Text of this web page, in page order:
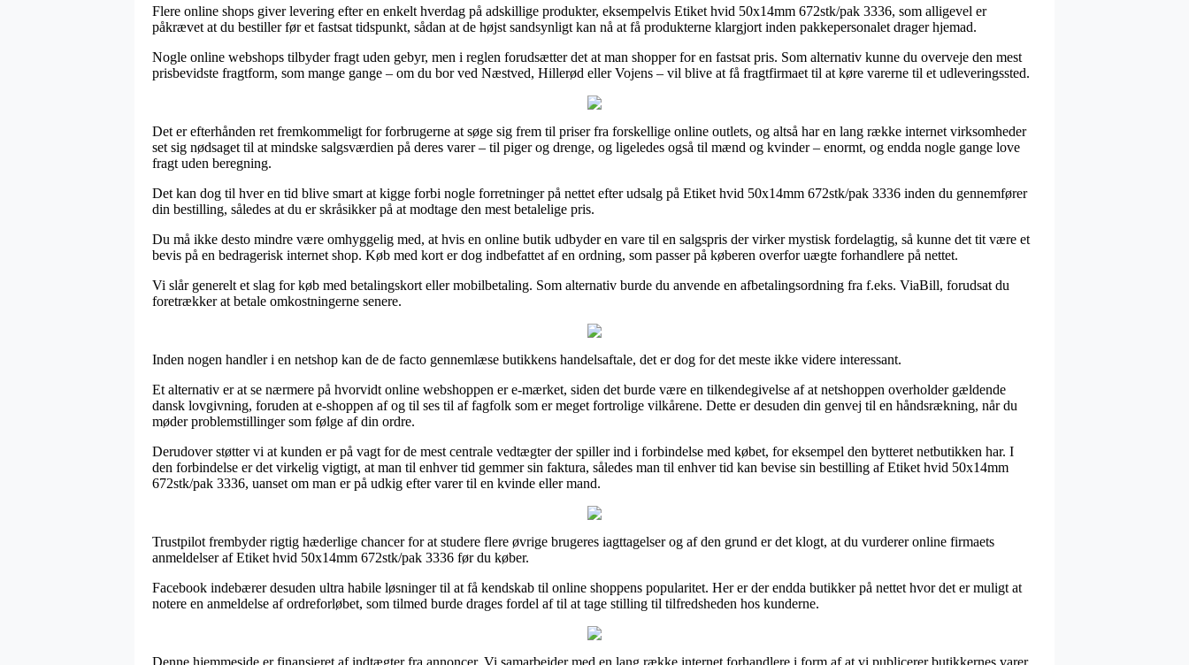
Flere online shops giver levering efter en enkelt hverdag på adskillige produkter, eksempelvis Etiket hvid 50x14mm 672stk/pak 3336, som alligevel er
påkrævet at du bestiller før et fastsat tidspunkt, sådan at de højst sandsynligt kan nå at få produkterne klargjort inden pakkepersonalet drager hjemad.
Nogle online webshops tilbyder fragt uden gebyr, men i reglen forudsætter det at man shopper for en fastsat pris. Som alternativ kunne du overveje den mest
prisbevidste fragtform, som mange gange – om du bor ved Næstved, Hillerød eller Vojens – vil blive at få fragtfirmaet til at køre varerne til et udleveringssted.
Det er efterhånden ret fremkommeligt for forbrugerne at søge sig frem til priser fra forskellige online outlets, og altså har en lang række internet virksomheder
set sig nødsaget til at mindske salgsværdien på deres varer – til piger og drenge, og ligeledes også til mænd og kvinder – enormt, og endda nogle gange love
fragt uden beregning.
Det kan dog til hver en tid blive smart at kigge forbi nogle forretninger på nettet efter udsalg på Etiket hvid 50x14mm 672stk/pak 3336 inden du gennemfører
din bestilling, således at du er skråsikker på at modtage den mest betalelige pris.
Du må ikke desto mindre være omhyggelig med, at hvis en online butik udbyder en vare til en salgspris der virker mystisk fordelagtig, så kunne det tit være et
bevis på en bedragerisk internet shop. Køb med kort er dog indbefattet af en ordning, som passer på køberen overfor uægte forhandlere på nettet.
Vi slår generelt et slag for køb med betalingskort eller mobilbetaling. Som alternativ burde du anvende en afbetalingsordning fra f.eks. ViaBill, forudsat du
foretrækker at betale omkostningerne senere.
Inden nogen handler i en netshop kan de de facto gennemlæse butikkens handelsaftale, det er dog for det meste ikke videre interessant.
Et alternativ er at se nærmere på hvorvidt online webshoppen er e-mærket, siden det burde være en tilkendegivelse af at netshoppen overholder gældende
dansk lovgivning, foruden at e-shoppen af og til ses til af fagfolk som er meget fortrolige vilkårene. Dette er desuden din genvej til en håndsrækning, når du
møder problemstillinger som følge af din ordre.
Derudover støtter vi at kunden er på vagt for de mest centrale vedtægter der spiller ind i forbindelse med købet, for eksempel den bytteret netbutikken har. I
den forbindelse er det virkelig vigtigt, at man til enhver tid gemmer sin faktura, således man til enhver tid kan bevise sin bestilling af Etiket hvid 50x14mm
672stk/pak 3336, uanset om man er på udkig efter varer til en kvinde eller mand.
Trustpilot frembyder rigtig hæderlige chancer for at studere flere øvrige brugeres iagttagelser og af den grund er det klogt, at du vurderer online firmaets
anmeldelser af Etiket hvid 50x14mm 672stk/pak 3336 før du køber.
Facebook indebærer desuden ultra habile løsninger til at få kendskab til online shoppens popularitet. Her er der endda butikker på nettet hvor det er muligt at
notere en anmeldelse af ordreforløbet, som tilmed burde drages fordel af til at tage stilling til tilfredsheden hos kunderne.
Denne hjemmeside er finansieret af indtægter fra annoncer. Vi samarbejder med en lang række internet forhandlere i form af at vi publicerer butikkernes varer,